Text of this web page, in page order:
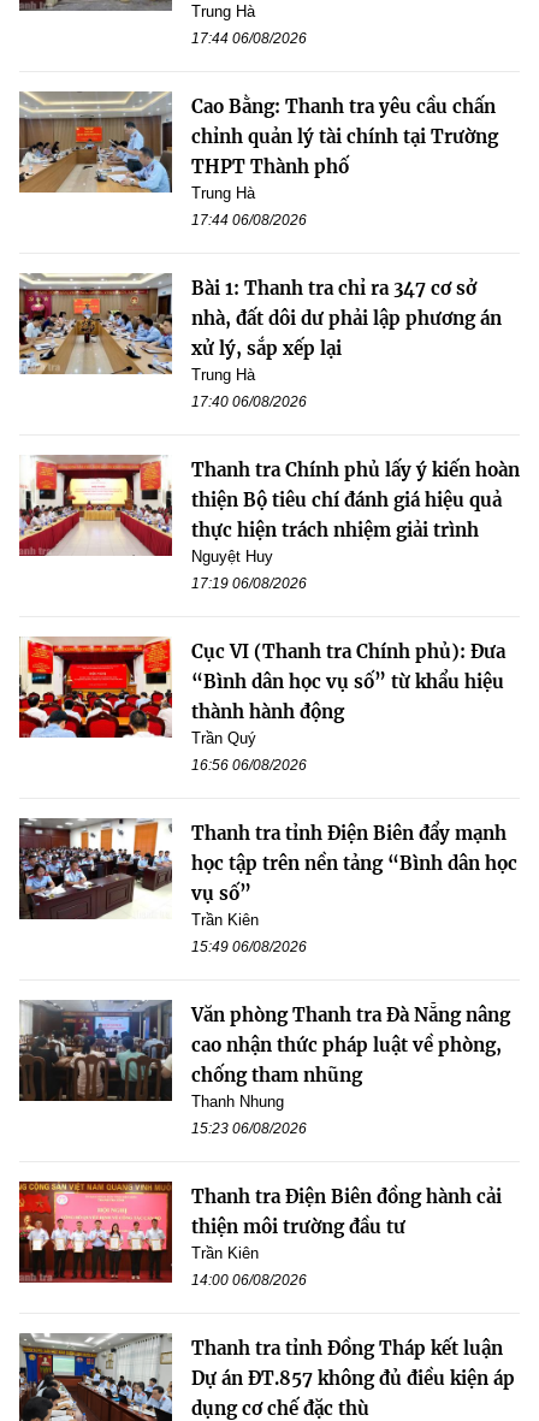
Trung Hà
17:44 06/08/2026
Cao Bằng: Thanh tra yêu cầu chấn
chỉnh quản lý tài chính tại Trường
THPT Thành phố
Trung Hà
17:44 06/08/2026
Bài 1: Thanh tra chỉ ra 347 cơ sở
nhà, đất dôi dư phải lập phương án
xử lý, sắp xếp lại
Trung Hà
17:40 06/08/2026
Thanh tra Chính phủ lấy ý kiến hoàn
thiện Bộ tiêu chí đánh giá hiệu quả
thực hiện trách nhiệm giải trình
Nguyệt Huy
17:19 06/08/2026
Cục VI (Thanh tra Chính phủ): Đưa
“Bình dân học vụ số” từ khẩu hiệu
thành hành động
Trần Quý
16:56 06/08/2026
Thanh tra tỉnh Điện Biên đẩy mạnh
học tập trên nền tảng “Bình dân học
vụ số”
Trần Kiên
15:49 06/08/2026
Văn phòng Thanh tra Đà Nẵng nâng
cao nhận thức pháp luật về phòng,
chống tham nhũng
Thanh Nhung
15:23 06/08/2026
Thanh tra Điện Biên đồng hành cải
thiện môi trường đầu tư
Trần Kiên
14:00 06/08/2026
Thanh tra tỉnh Đồng Tháp kết luận
Dự án ĐT.857 không đủ điều kiện áp
dụng cơ chế đặc thù